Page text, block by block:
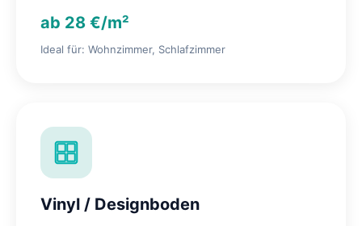
ab 28 €/m²
Ideal für: Wohnzimmer, Schlafzimmer
Vinyl / Designboden